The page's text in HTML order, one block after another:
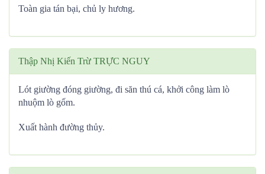
Toàn gia tán bại, chủ ly hương.
Thập Nhị Kiến Trừ TRỰC NGUY
Lót giường đóng giường, đi săn thú cá, khởi công làm lò
nhuộm lò gốm.
Xuất hành đường thủy.